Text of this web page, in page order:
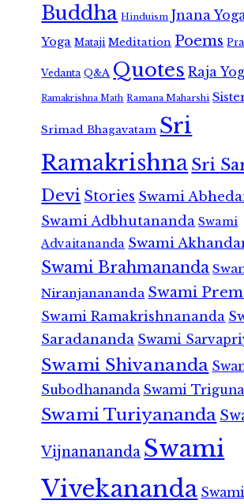
Buddha Hinduism Jnana Yoga
Yoga Mataji Meditation Poems
Vedanta Q&A Quotes Raja
Ramakrishna Math Ramana Maharshi
Srimad Bhagavatam Sri
RamakrishnaSri
Devi Stories Swami
Swami Adbhutananda Swami
Advaitananda Swami
Swami Brahmananda
Niranjanananda Swami
Swami Ramakrishnananda
Saradananda Swami
Swami Shivananda
Subodhananda Swami
Swami Turiyananda
Vijnanananda Swami
Vivekananda Swami